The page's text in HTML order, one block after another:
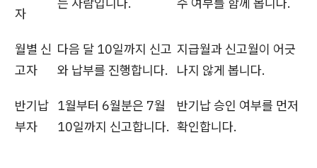
자
월별 신
고자
다음 달 10일까지 신고
와 납부를 진행합니다.
지급월과 신고월이 어긋
나지 않게 봅니다.
반기납
부자
1월부터 6월분은 7월
10일까지 신고합니다.
반기납 승인 여부를 먼저
확인합니다.